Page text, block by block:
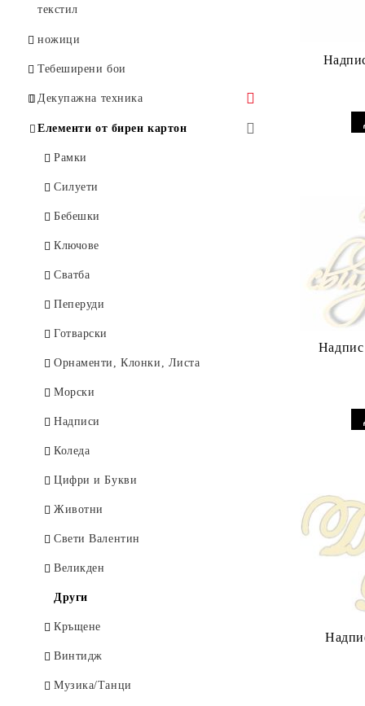
текстил
Гладко фолио за апликация върху
ножици
Тебеширени бои
Декупажна техника
Вакси, антични пасти
Салфетки
Африка
Бебета / Деца
Великден
Винтидж / Ангели
Едноцветни
Кухня / Храна / Напитки
Животни / Птици
Любов / Сватба
Море
Цветя / Растения
Музика
Пътуване / Градове
Репродукции
Коледа
Лепила, лакове, медиуми
Напукващ ефект, пасти, ръжда,
Елементи от бирен картон
Рамки
Силуети
Бебешки
Ключове
Сватба
Пеперуди
Готварски
Орнаменти, Клонки, Листа
Морски
Надписи
Коледа
Цифри и Букви
Животни
Свети Валентин
Великден
Други
Кръщене
Винтидж
Музика/Танци
Надпис